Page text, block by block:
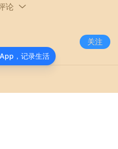
论
关注
，记录生活